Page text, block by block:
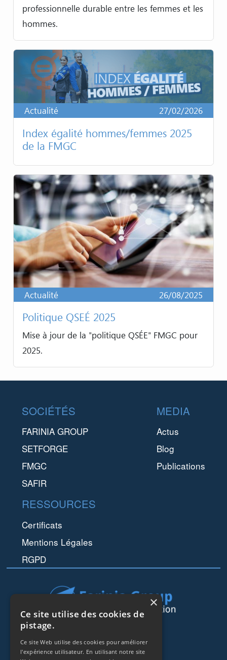
professionnelle durable entre les femmes et les
hommes.
Actualité 27/02/2026
Index égalité hommes/femmes 2025
de la FMGC
Actualité 26/08/2025
Politique QSEÉ 2025
Mise à jour de la "politique QSÉE" FMGC pour
2025.
Footer
SOCIÉTÉS
FARINIA GROUP
SETFORGE
FMGC
SAFIR
MEDIA
Actus
Blog
Publications
RESSOURCES
Certificats
Mentions Légales
RGPD
75008Paris
Ce site utilise des cookies de
pistage.
Ce site Web utilise des cookies pour améliorer
l'expérience utilisateur. En utilisant notre site
×